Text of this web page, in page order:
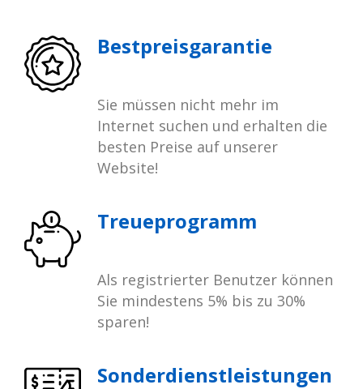
Bestpreisgarantie
Sie müssen nicht mehr im
Internet suchen und erhalten die
besten Preise auf unserer
Website!
Treueprogramm
Als registrierter Benutzer können
Sie mindestens 5% bis zu 30%
sparen!
Sonderdienstleistungen